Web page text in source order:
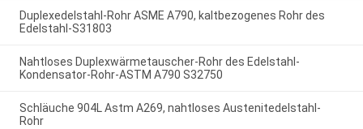
Duplexedelstahl-Rohr ASME A790, kaltbezogenes Rohr des
Edelstahl-S31803
Nahtloses Duplexwärmetauscher-Rohr des Edelstahl-
Kondensator-Rohr-ASTM A790 S32750
Schläuche 904L Astm A269, nahtloses Austenitedelstahl-
Rohr